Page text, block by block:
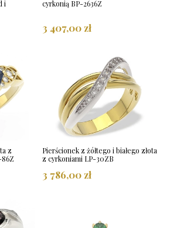
i
cyrkonią BP-2636Z
3 407,00 zł
z
Pierścionek z żółtego i białego złota
z cyrkoniami LP-30ZB
3 786,00 zł